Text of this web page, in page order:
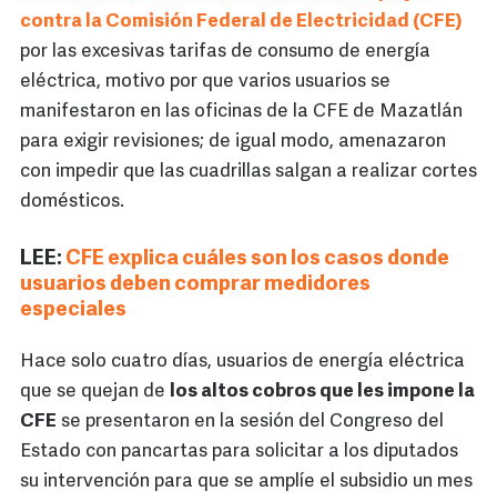
contra la Comisión Federal de Electricidad (CFE)
por las excesivas tarifas de consumo de energía
eléctrica, motivo por que varios usuarios se
manifestaron en las oficinas de la CFE de Mazatlán
para exigir revisiones; de igual modo, amenazaron
con impedir que las cuadrillas salgan a realizar cortes
domésticos.
LEE: CFE explica cuáles son los casos donde
usuarios deben comprar medidores
especiales
Hace solo cuatro días, usuarios de energía eléctrica
que se quejan de los altos cobros que les impone la
CFE se presentaron en la sesión del Congreso del
Estado con pancartas para solicitar a los diputados
su intervención para que se amplíe el subsidio un mes